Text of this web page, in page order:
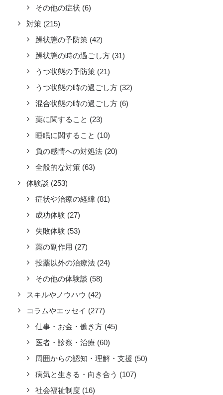
その他の症状 (6)
対策 (215)
躁状態の予防策 (42)
躁状態の時の過ごし方 (31)
うつ状態の予防策 (21)
うつ状態の時の過ごし方 (32)
混合状態の時の過ごし方 (6)
薬に関すること (23)
睡眠に関すること (10)
負の感情への対処法 (20)
全般的な対策 (63)
体験談 (253)
症状や治療の経緯 (81)
成功体験 (27)
失敗体験 (53)
薬の副作用 (27)
投薬以外の治療法 (24)
その他の体験談 (58)
スキルやノウハウ (42)
コラムやエッセイ (277)
仕事・お金・働き方 (45)
医者・診察・治療 (60)
周囲からの認知・理解・支援 (50)
病気と生きる・向き合う (107)
社会福祉制度 (16)